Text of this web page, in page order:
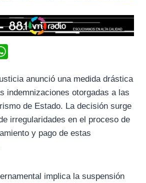
a
t
s
anunció una medida drástica
indemnizaciones otorgadas a las
de Estado. La decisión surge
irregularidades en el proceso de
y pago de estas
implica la suspensión